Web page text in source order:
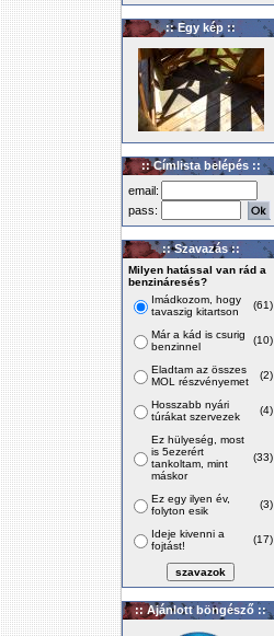
:: Egy kép ::
:: Címlista belépés ::
email:
pass:
:: Szavazás ::
Milyen hatással van rád a
benzináresés?
Imádkozom, hogy
tavaszig kitartson
(61)
Már a kád is csurig
benzinnel
(10)
Eladtam az összes
MOL részvényemet
(2)
Hosszabb nyári
túrákat szervezek
(4)
Ez hülyeség, most
is 5ezerért
tankoltam, mint
máskor
(33)
Ez egy ilyen év,
folyton esik
(3)
Ideje kivenni a
fojtást!
(17)
:: Ajánlott böngésző ::